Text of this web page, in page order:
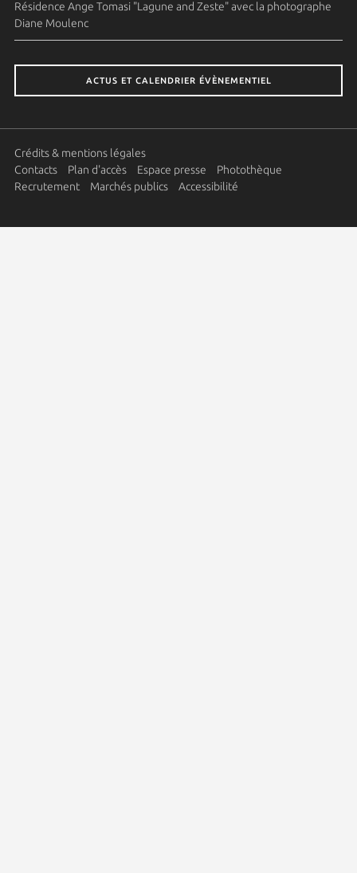
Résidence Ange Tomasi "Lagune and Zeste" avec la photographe
Diane Moulenc
ACTUS ET CALENDRIER ÉVÈNEMENTIEL
Crédits & mentions légales
Contacts
Plan d'accès Espace presse
Photothèque
Recrutement
Marchés publics Accessibilité